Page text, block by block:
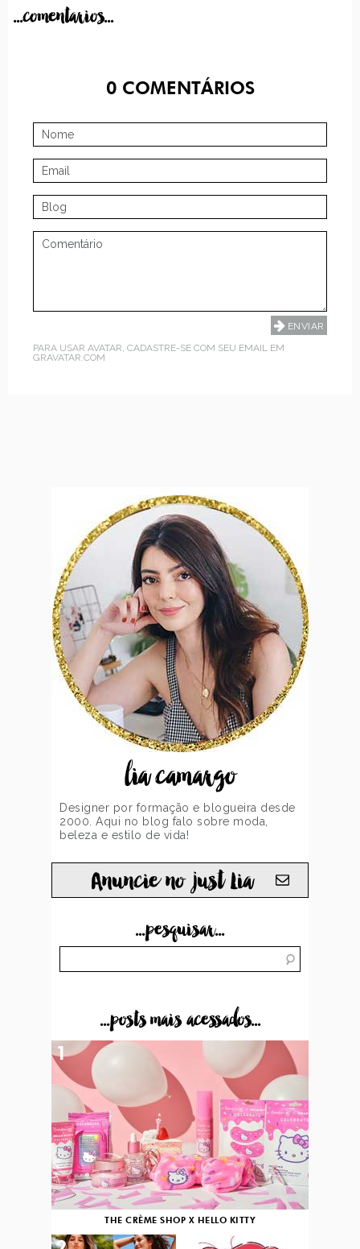
...comentarios...
0COMENTÁRIOS
PARA USAR AVATAR, CADASTRE-SE COM SEU EMAIL EM
GRAVATAR.COM
lia camargo
Designer por formação e blogueira desde
2000. Aqui no blog falo sobre moda,
beleza e estilo de vida!
Anuncie no just Lia
...pesquisar...
...posts mais acessados...
THE CRÈME SHOP X HELLO KITTY
1